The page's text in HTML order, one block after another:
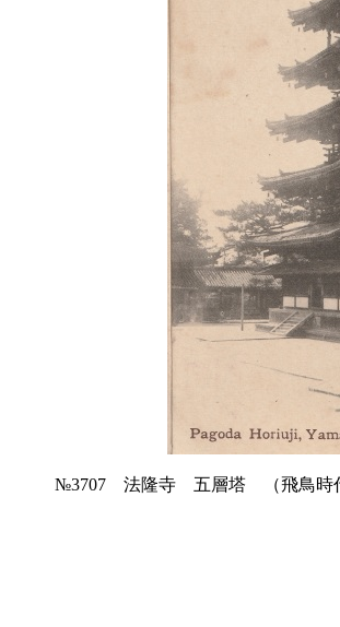
№3707 法隆寺 五層塔 （飛鳥時代